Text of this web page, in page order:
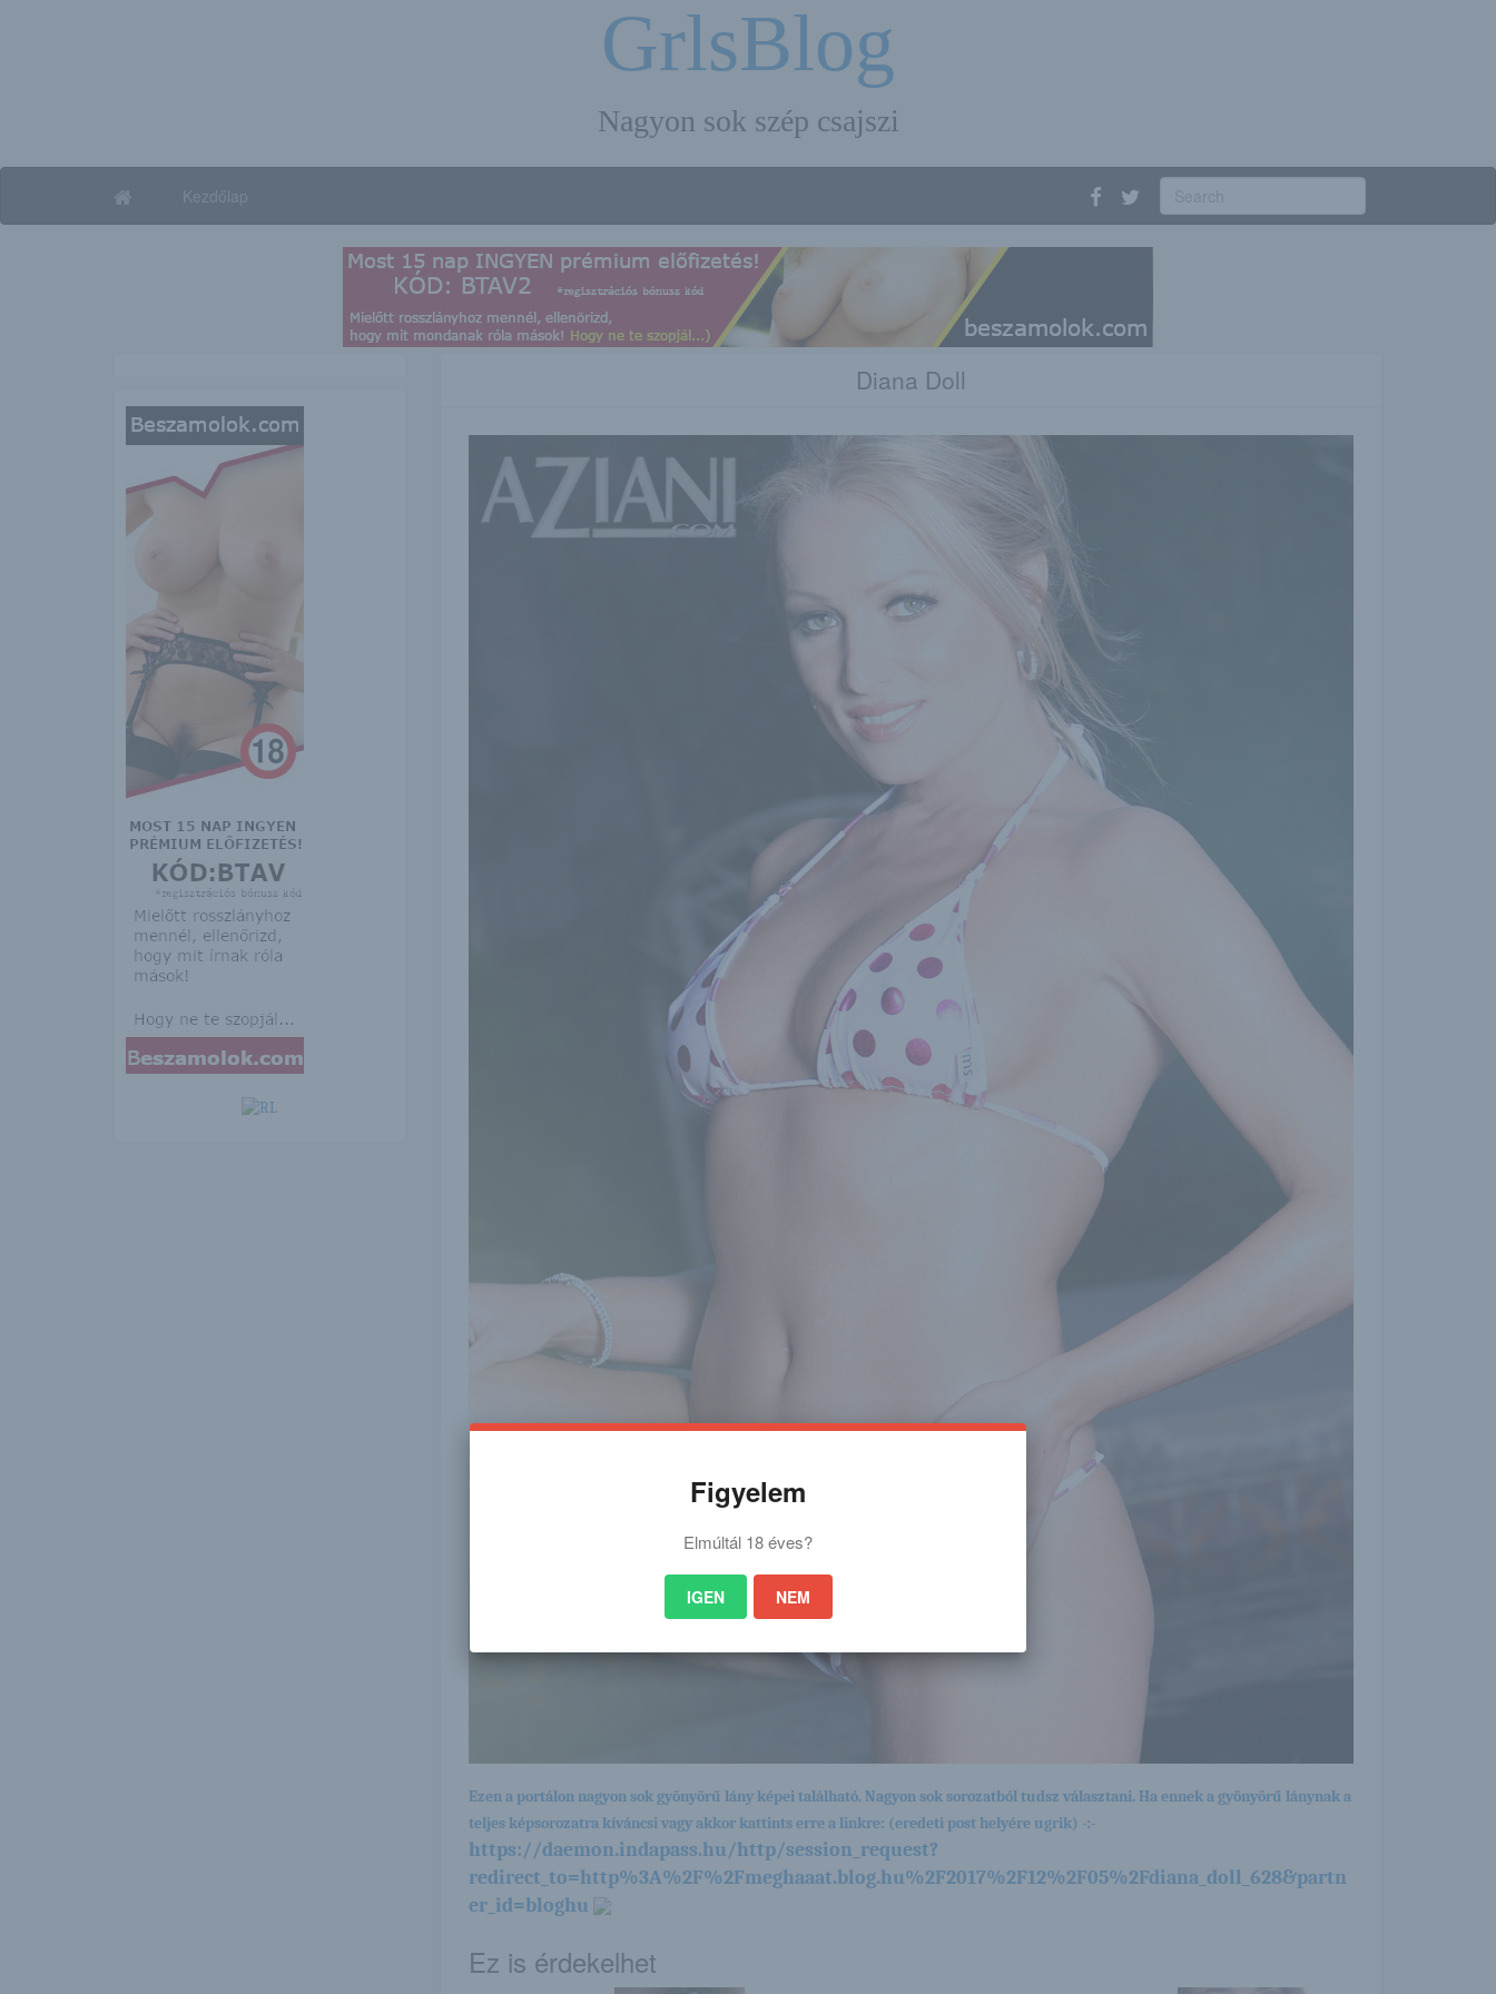
GrlsBlog
Nagyon sok szép csajszi
Kezdőlap
Diana Doll
Ezen a portálon nagyon sok gyönyörű lány képei található. Nagyon sok sorozatból tudsz választani. Ha ennek a gyönyörű lánynak a
teljes képsorozatra kíváncsi vagy akkor kattints erre a linkre: (eredeti post helyére ugrik) -:-
https://daemon.indapass.hu/http/session_request?
redirect_to=http%3A%2F%2Fmeghaaat.blog.hu%2F2017%2F12%2F05%2Fdiana_doll_628&partn
er_id=bloghu
Ez is érdekelhet
Figyelem
Elmúltál 18 éves?
IGEN NEM